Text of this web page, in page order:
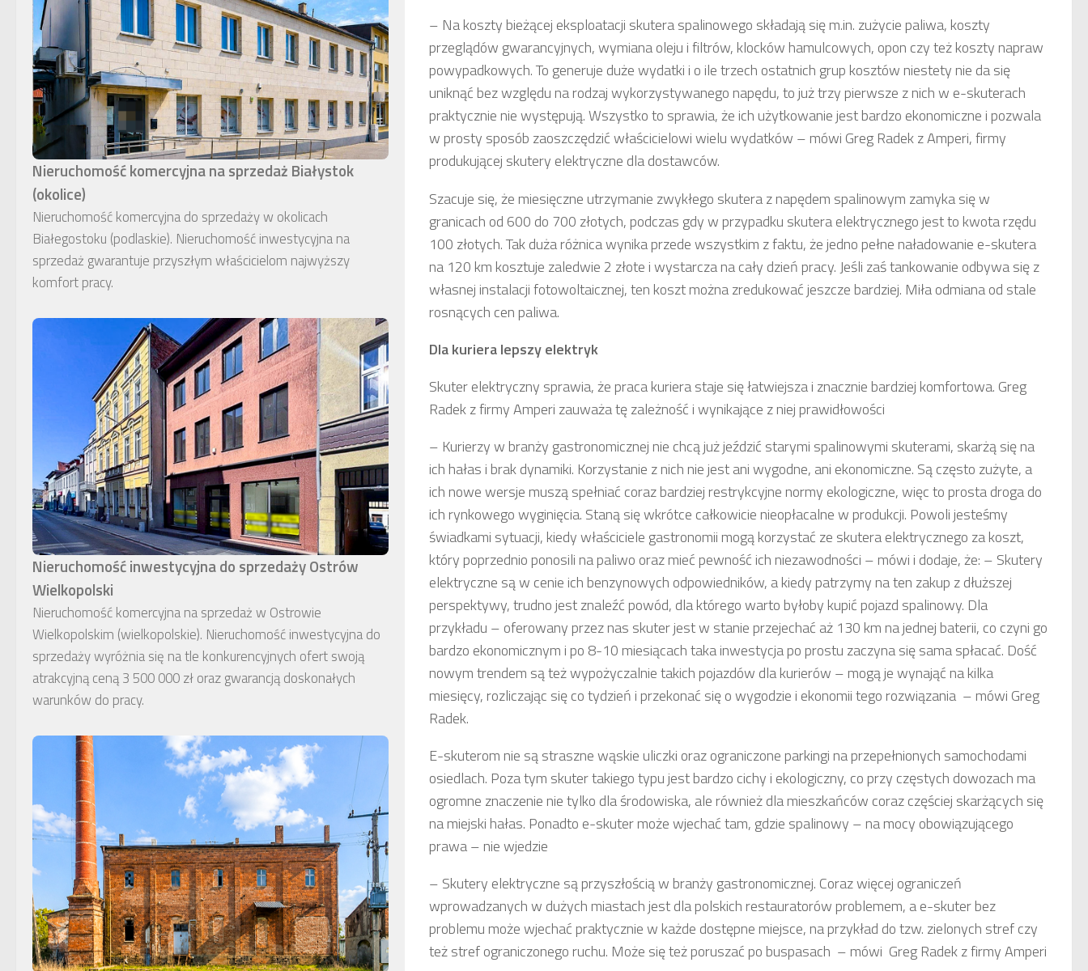
– Na koszty bieżącej eksploatacji skutera spalinowego składają się m.in. zużycie paliwa, koszty
przeglądów gwarancyjnych, wymiana oleju i filtrów, klocków hamulcowych, opon czy też koszty napraw
powypadkowych. To generuje duże wydatki i o ile trzech ostatnich grup kosztów niestety nie da się
uniknąć bez względu na rodzaj wykorzystywanego napędu, to już trzy pierwsze z nich w e-skuterach
praktycznie nie występują. Wszystko to sprawia, że ich użytkowanie jest bardzo ekonomiczne i pozwala
w prosty sposób zaoszczędzić właścicielowi wielu wydatków – mówi Greg Radek z Amperi, firmy
produkującej skutery elektryczne dla dostawców.
Szacuje się, że miesięczne utrzymanie zwykłego skutera z napędem spalinowym zamyka się w
granicach od 600 do 700 złotych, podczas gdy w przypadku skutera elektrycznego jest to kwota rzędu
100 złotych. Tak duża różnica wynika przede wszystkim z faktu, że jedno pełne naładowanie e-skutera
na 120 km kosztuje zaledwie 2 złote i wystarcza na cały dzień pracy. Jeśli zaś tankowanie odbywa się z
własnej instalacji fotowoltaicznej, ten koszt można zredukować jeszcze bardziej. Miła odmiana od stale
rosnących cen paliwa.
Dla kuriera lepszy elektryk
Skuter elektryczny sprawia, że praca kuriera staje się łatwiejsza i znacznie bardziej komfortowa. Greg
Radek z firmy Amperi zauważa tę zależność i wynikające z niej prawidłowości
– Kurierzy w branży gastronomicznej nie chcą już jeździć starymi spalinowymi skuterami, skarżą się na
ich hałas i brak dynamiki. Korzystanie z nich nie jest ani wygodne, ani ekonomiczne. Są często zużyte, a
ich nowe wersje muszą spełniać coraz bardziej restrykcyjne normy ekologiczne, więc to prosta droga do
ich rynkowego wyginięcia. Staną się wkrótce całkowicie nieopłacalne w produkcji. Powoli jesteśmy
świadkami sytuacji, kiedy właściciele gastronomii mogą korzystać ze skutera elektrycznego za koszt,
który poprzednio ponosili na paliwo oraz mieć pewność ich niezawodności – mówi i dodaje, że: – Skutery
elektryczne są w cenie ich benzynowych odpowiedników, a kiedy patrzymy na ten zakup z dłuższej
perspektywy, trudno jest znaleźć powód, dla którego warto byłoby kupić pojazd spalinowy. Dla
przykładu – oferowany przez nas skuter jest w stanie przejechać aż 130 km na jednej baterii, co czyni go
bardzo ekonomicznym i po 8-10 miesiącach taka inwestycja po prostu zaczyna się sama spłacać. Dość
nowym trendem są też wypożyczalnie takich pojazdów dla kurierów – mogą je wynająć na kilka
miesięcy, rozliczając się co tydzień i przekonać się o wygodzie i ekonomii tego rozwiązania – mówi Greg
Radek.
E-skuterom nie są straszne wąskie uliczki oraz ograniczone parkingi na przepełnionych samochodami
osiedlach. Poza tym skuter takiego typu jest bardzo cichy i ekologiczny, co przy częstych dowozach ma
ogromne znaczenie nie tylko dla środowiska, ale również dla mieszkańców coraz częściej skarżących się
na miejski hałas. Ponadto e-skuter może wjechać tam, gdzie spalinowy – na mocy obowiązującego
prawa – nie wjedzie
– Skutery elektryczne są przyszłością w branży gastronomicznej. Coraz więcej ograniczeń
wprowadzanych w dużych miastach jest dla polskich restauratorów problemem, a e-skuter bez
problemu może wjechać praktycznie w każde dostępne miejsce, na przykład do tzw. zielonych stref czy
też stref ograniczonego ruchu. Może się też poruszać po buspasach – mówi Greg Radek z firmy Amperi
Nieruchomość komercyjna na sprzedaż Białystok
(okolice)
Nieruchomość komercyjna do sprzedaży w okolicach
Białegostoku (podlaskie). Nieruchomość inwestycyjna na
sprzedaż gwarantuje przyszłym właścicielom najwyższy
komfort pracy.
Nieruchomość inwestycyjna do sprzedaży Ostrów
Wielkopolski
Nieruchomość komercyjna na sprzedaż w Ostrowie
Wielkopolskim (wielkopolskie). Nieruchomość inwestycyjna do
sprzedaży wyróżnia się na tle konkurencyjnych ofert swoją
atrakcyjną ceną 3 500 000 zł oraz gwarancją doskonałych
warunków do pracy.